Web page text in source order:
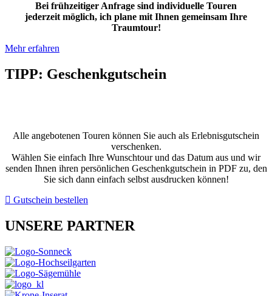
Bei frühzeitiger Anfrage sind individuelle Touren
jederzeit möglich, ich plane mit Ihnen gemeinsam Ihre
Traumtour!
Mehr erfahren
TIPP: Geschenkgutschein
Alle angebotenen Touren können Sie auch als Erlebnisgutschein
verschenken.
Wählen Sie einfach Ihre Wunschtour und das Datum aus und wir
senden Ihnen ihren persönlichen Geschenkgutschein in PDF zu, den
Sie sich dann einfach selbst ausdrucken können!
Gutschein bestellen
UNSERE PARTNER